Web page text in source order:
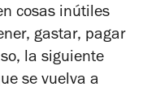
cosas inútiles
gastar, pagar
la siguiente
se vuelva a